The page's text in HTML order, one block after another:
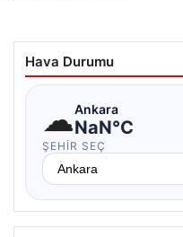
Hava Durumu
☁Ankara
NaN°C
ŞEHIR SEÇ